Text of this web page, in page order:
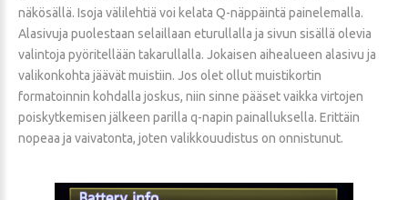
näkösällä. Isoja välilehtiä voi kelata Q-näppäintä painelemalla.
Alasivuja puolestaan selaillaan eturullalla ja sivun sisällä olevia
valintoja pyöritellään takarullalla. Jokaisen aihealueen alasivu ja
valikonkohta jäävät muistiin. Jos olet ollut muistikortin
formatoinnin kohdalla joskus, niin sinne pääset vaikka virtojen
poiskytkemisen jälkeen parilla q-napin painalluksella. Erittäin
nopeaa ja vaivatonta, joten valikkouudistus on onnistunut.